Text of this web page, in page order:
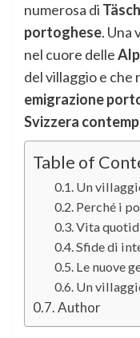
numerosa di Täsch
portoghese. Una
nel cuore delle
del villaggio e che
emigrazione
Svizzera
Table of
Un
Perché i
Vita
Sfide di
Le nuove
Un
Author